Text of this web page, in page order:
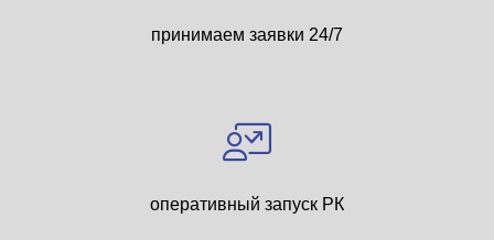
принимаем заявки 24/7
оперативный запуск РК